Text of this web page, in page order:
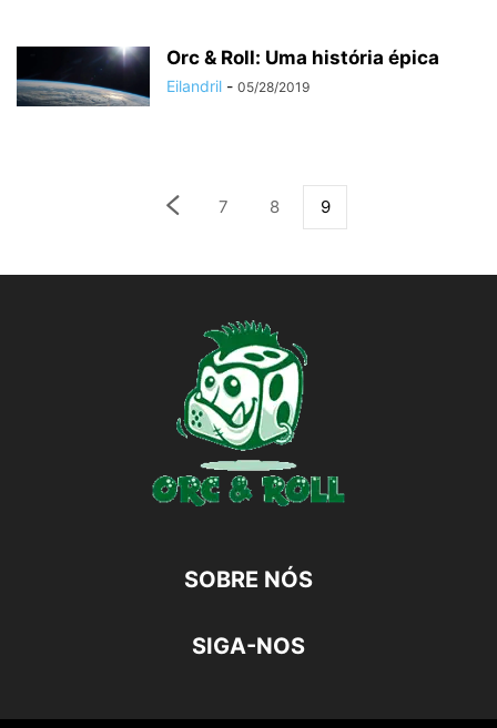
Orc & Roll: Uma história épica
Eilandril - 05/28/2019
7 8 9
SOBRE NÓS
SIGA-NOS